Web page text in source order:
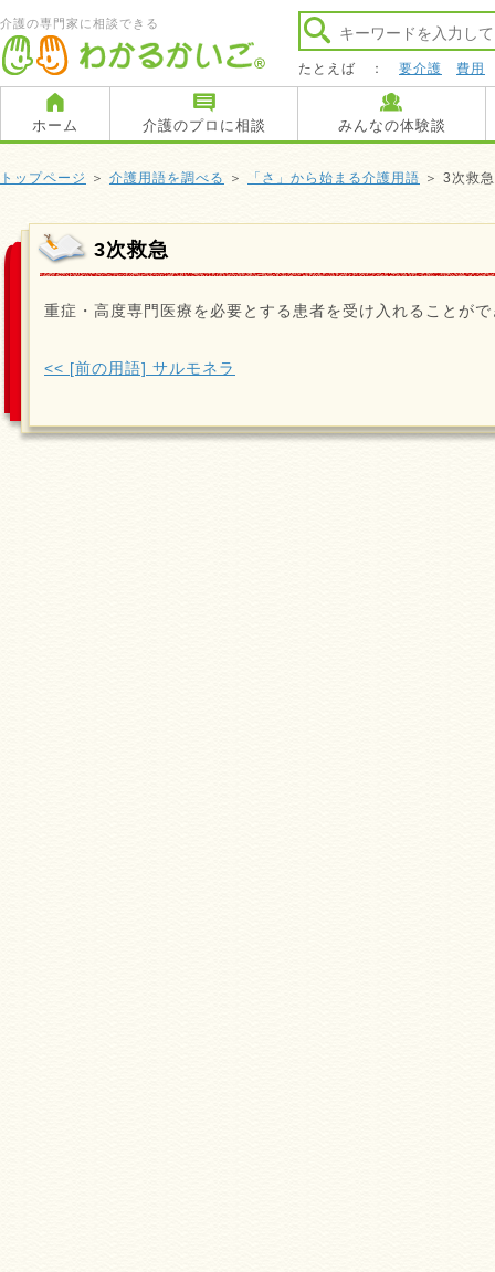
介護の専門家に相談できる
たとえば ： 要介護 費用
ホーム 介護のプロに相談 みんなの体験談
トップページ ＞ 介護用語を調べる ＞ 「さ」から始まる介護用語 ＞ 3次救急
3次救急
重症・高度専門医療を必要とする患者を受け入れることが
<< [前の用語] サルモネラ